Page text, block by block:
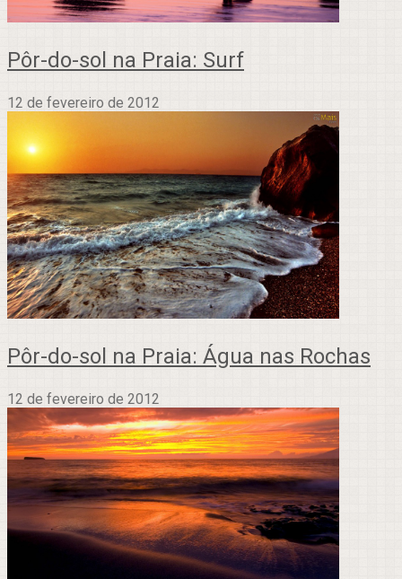
Pôr-do-sol na Praia: Surf
12 de fevereiro de 2012
Pôr-do-sol na Praia: Água nas Rochas
12 de fevereiro de 2012